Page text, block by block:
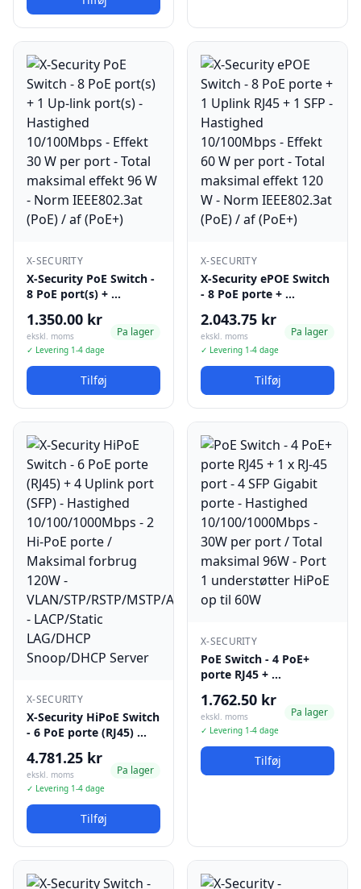
X-SECURITY
X-Security PoE Switch -
8 PoE port(s) + …
1.350.00 kr
ekskl. moms
✓ Levering 1-4 dage
Pa lager
Tilføj
X-SECURITY
X-Security ePOE Switch
- 8 PoE porte + …
2.043.75 kr
ekskl. moms
✓ Levering 1-4 dage
Pa lager
Tilføj
X-SECURITY
X-Security HiPoE Switch
- 6 PoE porte (RJ45) …
4.781.25 kr
ekskl. moms
✓ Levering 1-4 dage
Pa lager
Tilføj
X-SECURITY
PoE Switch - 4 PoE+
porte RJ45 + …
1.762.50 kr
ekskl. moms
✓ Levering 1-4 dage
Pa lager
Tilføj